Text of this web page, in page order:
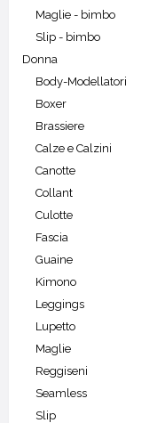
Maglie - bimbo
Slip - bimbo
Donna
Body-Modellatori
Boxer
Brassiere
Calze e Calzini
Canotte
Collant
Culotte
Fascia
Guaine
Kimono
Leggings
Lupetto
Maglie
Reggiseni
Seamless
Slip